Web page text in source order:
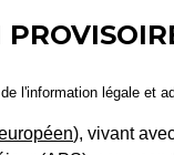
l'information légale et
), vivant